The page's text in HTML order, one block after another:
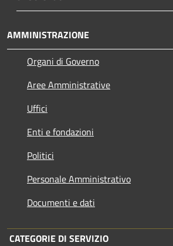
AMMINISTRAZIONE
Organi di Governo
Aree Amministrative
Uffici
Enti e fondazioni
Politici
Personale Amministrativo
Documenti e dati
CATEGORIE DI SERVIZIO